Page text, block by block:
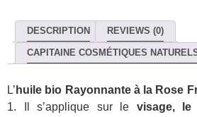
DESCRIPTION REVIEWS (0)
CAPITAINE COSMÉTIQUES
L’ huile bio Rayonnante à la Rose
1. Il s’applique sur le visage,